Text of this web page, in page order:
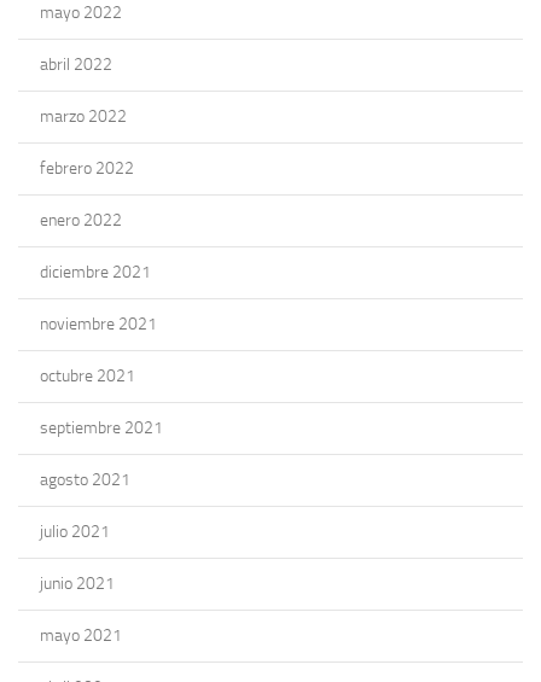
mayo 2022
abril 2022
marzo 2022
febrero 2022
enero 2022
diciembre 2021
noviembre 2021
octubre 2021
septiembre 2021
agosto 2021
julio 2021
junio 2021
mayo 2021